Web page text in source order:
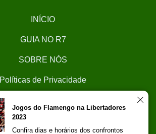
INÍCIO
GUIA NO R7
SOBRE NÓS
Políticas de Privacidade
Trabalhe Conosco
Jogos do Flamengo na Libertadores
2023
Confira dias e horários dos confrontos